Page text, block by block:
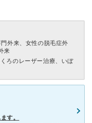
外来、女性の脱毛症外
来
ろのレーザー治療、いぼ
す。